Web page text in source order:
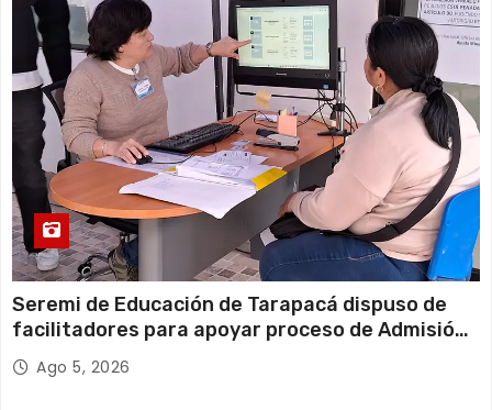
Seremi de Educación de Tarapacá dispuso de
facilitadores para apoyar proceso de Admisión
Escolar 2027
Ago 5, 2026